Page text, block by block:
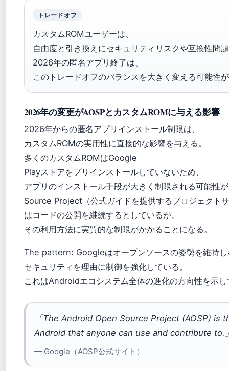
トレードオフ
カスタムROMユーザーは、
自由度と引き換えにセキュリティリスクや互換性問
2026年の匿名アプリ終了は、
このトレードオフのバランスを大きく変える可能性
2026年の変更がAOSPとカスタムROMに与える影響
2026年からの匿名アプリインストール制限は、
カスタムROMの実用性に直接的な影響を与える。
多くのカスタムROMはGoogle
Playストアをプリインストールしていないため、
アプリのインストール手段が大きく制限される可能性
Source Project（公式ガイドを提供するプロジェクト
はコードの公開を継続するとしているが、
その利用方法に実質的な制限がかかることになる。
The pattern: Googleはオープンソースの姿勢を維持し
セキュリティを理由に制御を強化している。
これはAndroidエコシステム全体の進化の方向性を示
「The Android Open Source Project (AOSP) is
Android that anyone can use and contribute to.
— Google（AOSP公式サイト）